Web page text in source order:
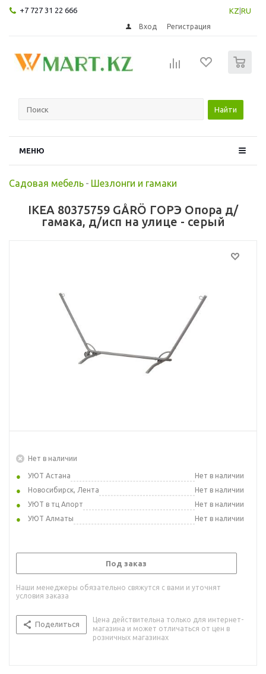
+7 727 31 22 666 KZ RU
Вход Регистрация
Найти
МЕНЮ
Садовая мебель - Шезлонги и гамаки
IKEA 80375759 GÅRÖ ГОРЭ Опора д/
гамака, д/исп на улице - серый
Нет в наличии
УЮТ Астана
Нет в наличии
Новосибирск, Лента
Нет в наличии
УЮТ в тц Апорт
Нет в наличии
УЮТ Алматы
Нет в наличии
Под заказ
Наши менеджеры обязательно свяжутся с вами и уточнят
условия заказа
Поделиться
Цена действительна только для интернет-
магазина и может отличаться от цен в
розничных магазинах